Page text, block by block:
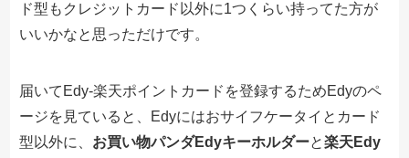
ド型もクレジットカード以外に1つくらい持ってた方が
いいかなと思っただけです。
届いてEdy-楽天ポイントカードを登録するためEdyのペ
ージを見ていると、Edyにはおサイフケータイとカード
型以外に、 お買い物パンダEdyキーホルダーと楽天Edy